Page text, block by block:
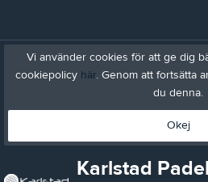
Vi använder cookies för att ge dig
cookiepolicy här. Genom att fortsätta
du denna.
Okej
Karlstad